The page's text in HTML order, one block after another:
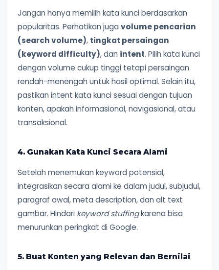
Jangan hanya memilih kata kunci berdasarkan
popularitas. Perhatikan jugavolume pencarian
(search volume), tingkat persaingan
(keyword difficulty), dan intent. Pilih kata kunci
dengan volume cukup tinggi tetapi persaingan
rendah-menengah untuk hasil optimal. Selain itu,
pastikan intent kata kunci sesuai dengan tujuan
konten, apakah informasional, navigasional, atau
transaksional.
4. Gunakan Kata Kunci Secara Alami
Setelah menemukan keyword potensial,
integrasikan secara alami ke dalam judul, subjudul,
paragraf awal, meta description, dan alt text
gambar. Hindari keyword stuffingkarena bisa
menurunkan peringkat di Google.
5. Buat Konten yang Relevan dan Bernilai